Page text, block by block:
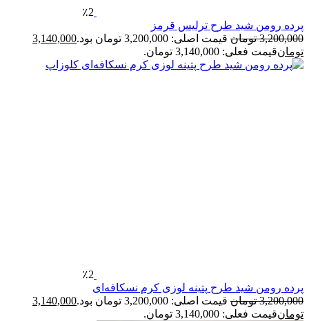
٪2
پرده رومن شید طرح ترلیس قرمز
3,200,000 تومان قیمت اصلی: 3,200,000 تومان بود.
3,140,000
تومانقیمت فعلی: 3,140,000 تومان.
٪2
پرده رومن شید طرح پتینه لوزی کرم نسکافه‌ای
3,200,000 تومان قیمت اصلی: 3,200,000 تومان بود.
3,140,000
تومانقیمت فعلی: 3,140,000 تومان.